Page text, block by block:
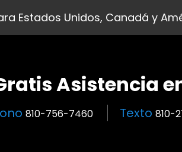
Estados Unidos, Canadá y
Asistencia
810-756-7460 Texto 810-